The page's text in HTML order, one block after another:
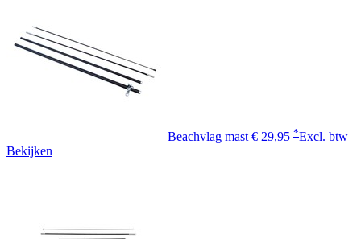
Beachvlag mast € 29,95 *Excl. btw
Bekijken